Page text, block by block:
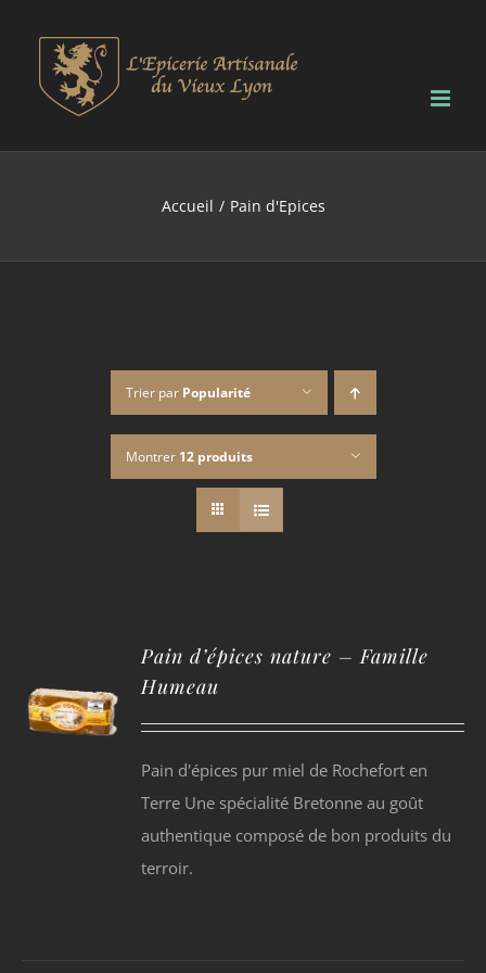
contenu
Accueil Pain d'Epices
Trier par Popularité
Montrer 12 produits
Pain d’épices nature – Famille
Humeau
Pain d'épices pur miel de Rochefort en
Terre Une spécialité Bretonne au goût
authentique composé de bon produits du
terroir.